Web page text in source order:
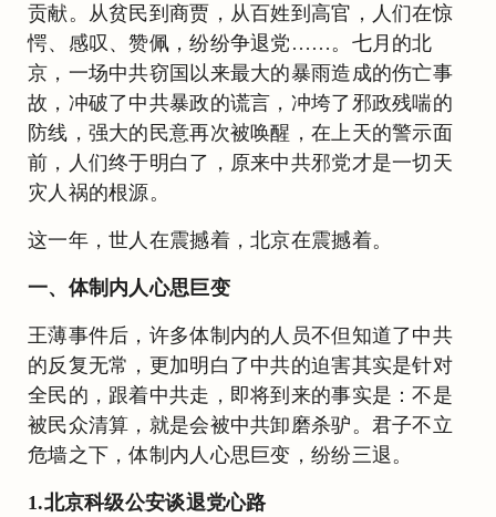
贡献。从贫民到商贾，从百姓到高官，人们在惊
愕、感叹、赞佩，纷纷争退党……。七月的北
京，一场中共窃国以来最大的暴雨造成的伤亡事
故，冲破了中共暴政的谎言，冲垮了邪政残喘的
防线，强大的民意再次被唤醒，在上天的警示面
前，人们终于明白了，原来中共邪党才是一切天
灾人祸的根源。
这一年，世人在震撼着，北京在震撼着。
一、体制内人心思巨变
王薄事件后，许多体制内的人员不但知道了中共
的反复无常，更加明白了中共的迫害其实是针对
全民的，跟着中共走，即将到来的事实是：不是
被民众清算，就是会被中共卸磨杀驴。君子不立
危墙之下，体制内人心思巨变，纷纷三退。
1.北京科级公安谈退党心路